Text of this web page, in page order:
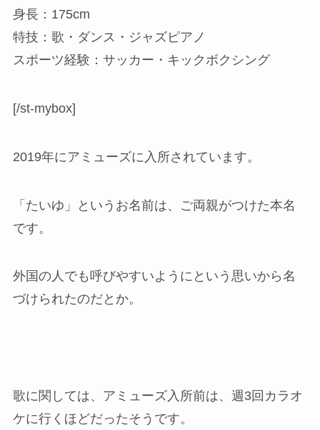
身長：175cm
特技：歌・ダンス・ジャズピアノ
スポーツ経験：サッカー・キックボクシング
[/st-mybox]
2019年にアミューズに入所されています。
「たいゆ」というお名前は、ご両親がつけた本名
です。
外国の人でも呼びやすいようにという思いから名
づけられたのだとか。
歌に関しては、アミューズ入所前は、週3回カラオ
ケに行くほどだったそうです。